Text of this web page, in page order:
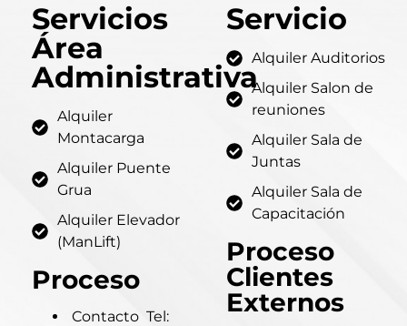
Servicios
Área
Administrativa
Alquiler
Montacarga
Alquiler Puente
Grua
Alquiler Elevador
(ManLift)
Proceso
Contacto Tel:
Servicio
Alquiler Auditorios
Alquiler Salon de
reuniones
Alquiler Sala de
Juntas
Alquiler Sala de
Capacitación
Proceso
Clientes
Externos